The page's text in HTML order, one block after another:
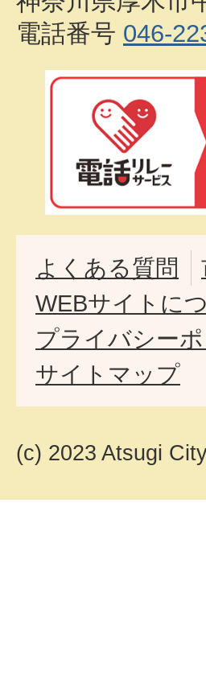
電話番号 046-
よくある質問
WEBサイトに
プライバシー
サイトマップ
(c) 2023 Atsugi